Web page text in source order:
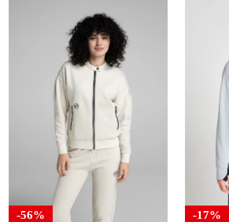
-56% -17%